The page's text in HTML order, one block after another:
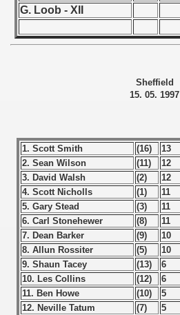
G. Loob - XII
Sheffield
15. 05. 1997
1. Scott Smith (16) 13
2. Sean Wilson
(11) 12
3. David Walsh
(2) 12
4. Scott Nicholls
(1) 11
5. Gary Stead
(3) 11
6. Carl Stonehewer
(8) 11
7. Dean Barker
(9) 10
8. Allun Rossiter
(5) 10
9. Shaun Tacey
(13) 6
10. Les Collins
(12) 6
11. Ben Howe
(10) 5
12. Neville Tatum
(7) 5
- 1954
- 1955
- 1956
- 1957
- 1958
- 1959